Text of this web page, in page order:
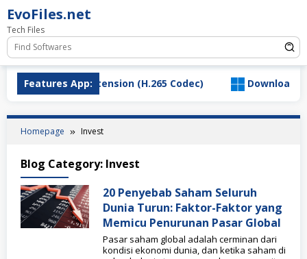
Skip
to
content
EvoFiles.net
Tech Files
Features App:
HEVC Video Extension (H.265 Codec) Download
Homepage Invest
Blog Category: Invest
20 Penyebab Saham Seluruh
Dunia Turun: Faktor-Faktor yang
Memicu Penurunan Pasar Global
Pasar saham global adalah cerminan dari
kondisi ekonomi dunia, dan ketika saham di